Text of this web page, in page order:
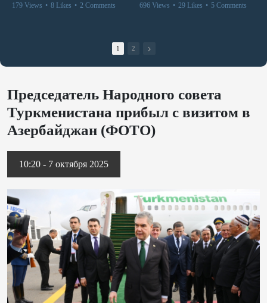
179 Views • 8 Likes • 2 Comments
696 Views • 29 Likes • 5 Comments
1 2
Председатель Народного совета
Туркменистана прибыл с визитом в
Азербайджан (ФОТО)
10:20 - 7 октября 2025